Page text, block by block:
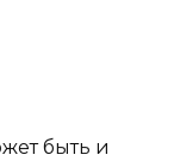
быть и